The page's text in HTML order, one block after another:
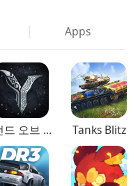
Apps
레전드 오브 이미르 Tanks Blitz